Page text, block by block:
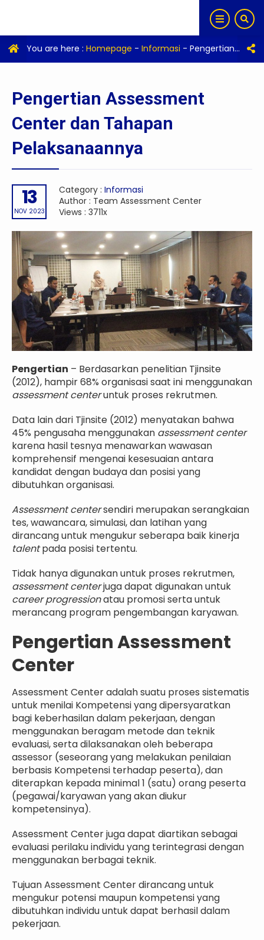
You are here : Homepage - Informasi - Pengertian Assessment Center dan Tahapan Pelaksanaannya
Pengertian Assessment
Center dan Tahapan
Pelaksanaannya
13
NOV 2023
Category : Informasi
Author : Team Assessment Center
Views : 3711x
Pengertian – Berdasarkan penelitian Tjinsite
(2012), hampir 68% organisasi saat ini menggunakan
assessment centeruntuk proses rekrutmen.
Data lain dari Tjinsite (2012) menyatakan bahwa
45% pengusaha menggunakan assessment center
karena hasil tesnya menawarkan wawasan
komprehensif mengenai kesesuaian antara
kandidat dengan budaya dan posisi yang
dibutuhkan organisasi.
Assessment centersendiri merupakan serangkaian
tes, wawancara, simulasi, dan latihan yang
dirancang untuk mengukur seberapa baik kinerja
talentpada posisi tertentu.
Tidak hanya digunakan untuk proses rekrutmen,
assessment centerjuga dapat digunakan untuk
career progressionatau promosi serta untuk
merancang program pengembangan karyawan.
Pengertian Assessment
Center
Assessment Center adalah suatu proses sistematis
untuk menilai Kompetensi yang dipersyaratkan
bagi keberhasilan dalam pekerjaan, dengan
menggunakan beragam metode dan teknik
evaluasi, serta dilaksanakan oleh beberapa
assessor (seseorang yang melakukan penilaian
berbasis Kompetensi terhadap peserta), dan
diterapkan kepada minimal 1 (satu) orang peserta
(pegawai/karyawan yang akan diukur
kompetensinya).
Assessment Center juga dapat diartikan sebagai
evaluasi perilaku individu yang terintegrasi dengan
menggunakan berbagai teknik.
Tujuan Assessment Center dirancang untuk
mengukur potensi maupun kompetensi yang
dibutuhkan individu untuk dapat berhasil dalam
pekerjaan.